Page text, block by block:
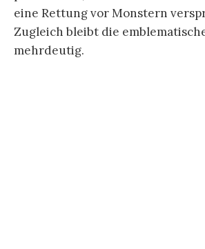
Dass der Traum den Träumenden
identitätsloser Wesen der
Modernestürze, wie Harmut